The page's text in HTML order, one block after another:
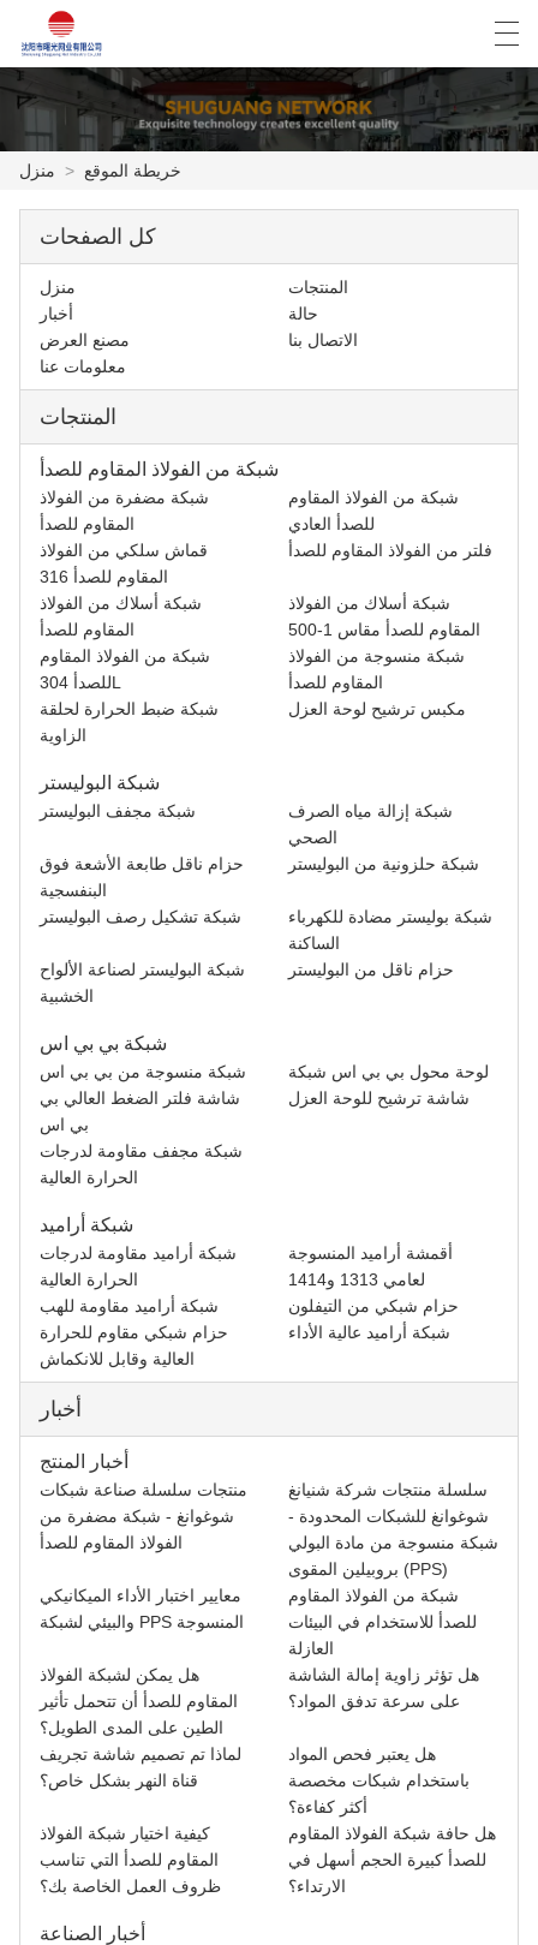
المنتجات
أخبار
حالة
مصنع العرض
الاتصال بنا
معلومات عنا
العربية Deutsch English Español
منزل > خريطة الموقع
كل الصفحات
منزل
المنتجات
أخبار
حالة
مصنع العرض
الاتصال بنا
معلومات عنا
المنتجات
شبكة من الفولاذ المقاوم للصدأ
شبكة مضفرة من الفولاذ
المقاوم للصدأ
شبكة من الفولاذ المقاوم
للصدأ العادي
قماش سلكي من الفولاذ
المقاوم للصدأ 316
فلتر من الفولاذ المقاوم للصدأ
شبكة أسلاك من الفولاذ
المقاوم للصدأ
شبكة أسلاك من الفولاذ
المقاوم للصدأ مقاس 1-500
شبكة من الفولاذ المقاوم
للصدأ 304L
شبكة منسوجة من الفولاذ
المقاوم للصدأ
شبكة ضبط الحرارة لحلقة
الزاوية
مكبس ترشيح لوحة العزل
شبكة البوليستر
شبكة مجفف البوليستر
شبكة إزالة مياه الصرف
الصحي
حزام ناقل طابعة الأشعة فوق
البنفسجية
شبكة حلزونية من البوليستر
شبكة تشكيل رصف البوليستر
شبكة بوليستر مضادة للكهرباء
الساكنة
شبكة البوليستر لصناعة الألواح
الخشبية
حزام ناقل من البوليستر
شبكة بي بي اس
شبكة منسوجة من بي بي اس
لوحة محول بي بي اس شبكة
شاشة فلتر الضغط العالي بي
بي اس
شاشة ترشيح للوحة العزل
شبكة مجفف مقاومة لدرجات
الحرارة العالية
شبكة أراميد
شبكة أراميد مقاومة لدرجات
الحرارة العالية
أقمشة أراميد المنسوجة
لعامي 1313 و1414
شبكة أراميد مقاومة للهب
حزام شبكي من التيفلون
حزام شبكي مقاوم للحرارة
العالية وقابل للانكماش
شبكة أراميد عالية الأداء
أخبار
أخبار المنتج
منتجات سلسلة صناعة شبكات
شوغوانغ - شبكة مضفرة من
الفولاذ المقاوم للصدأ
سلسلة منتجات شركة شنيانغ
شوغوانغ للشبكات المحدودة -
شبكة منسوجة من مادة البولي
بروبيلين المقوى (PPS)
معايير اختبار الأداء الميكانيكي
والبيئي لشبكة PPS المنسوجة
شبكة من الفولاذ المقاوم
للصدأ للاستخدام في البيئات
العازلة
هل يمكن لشبكة الفولاذ
المقاوم للصدأ أن تتحمل تأثير
الطين على المدى الطويل؟
هل تؤثر زاوية إمالة الشاشة
على سرعة تدفق المواد؟
لماذا تم تصميم شاشة تجريف
قناة النهر بشكل خاص؟
هل يعتبر فحص المواد
باستخدام شبكات مخصصة
أكثر كفاءة؟
كيفية اختيار شبكة الفولاذ
المقاوم للصدأ التي تناسب
ظروف العمل الخاصة بك؟
هل حافة شبكة الفولاذ المقاوم
للصدأ كبيرة الحجم أسهل في
الارتداء؟
أخبار الصناعة